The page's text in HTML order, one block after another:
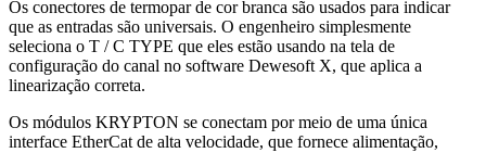
Os conectores de termopar de cor branca são usados para indicar
que as entradas são universais. O engenheiro simplesmente
seleciona o T / C TYPE que eles estão usando na tela de
configuração do canal no software Dewesoft X, que aplica a
linearização correta.
Os módulos KRYPTON se conectam por meio de uma única
interface EtherCat de alta velocidade, que fornece alimentação,